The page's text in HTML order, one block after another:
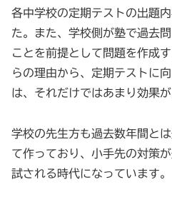
各中学校の定期テストの出題
た。また、学校側が塾で過去
ことを前提として問題を作成
らの理由から、定期テストに
は、それだけではあまり効果
学校の先生方も過去数年間と
て作っており、小手先の対策
試される時代になっています。